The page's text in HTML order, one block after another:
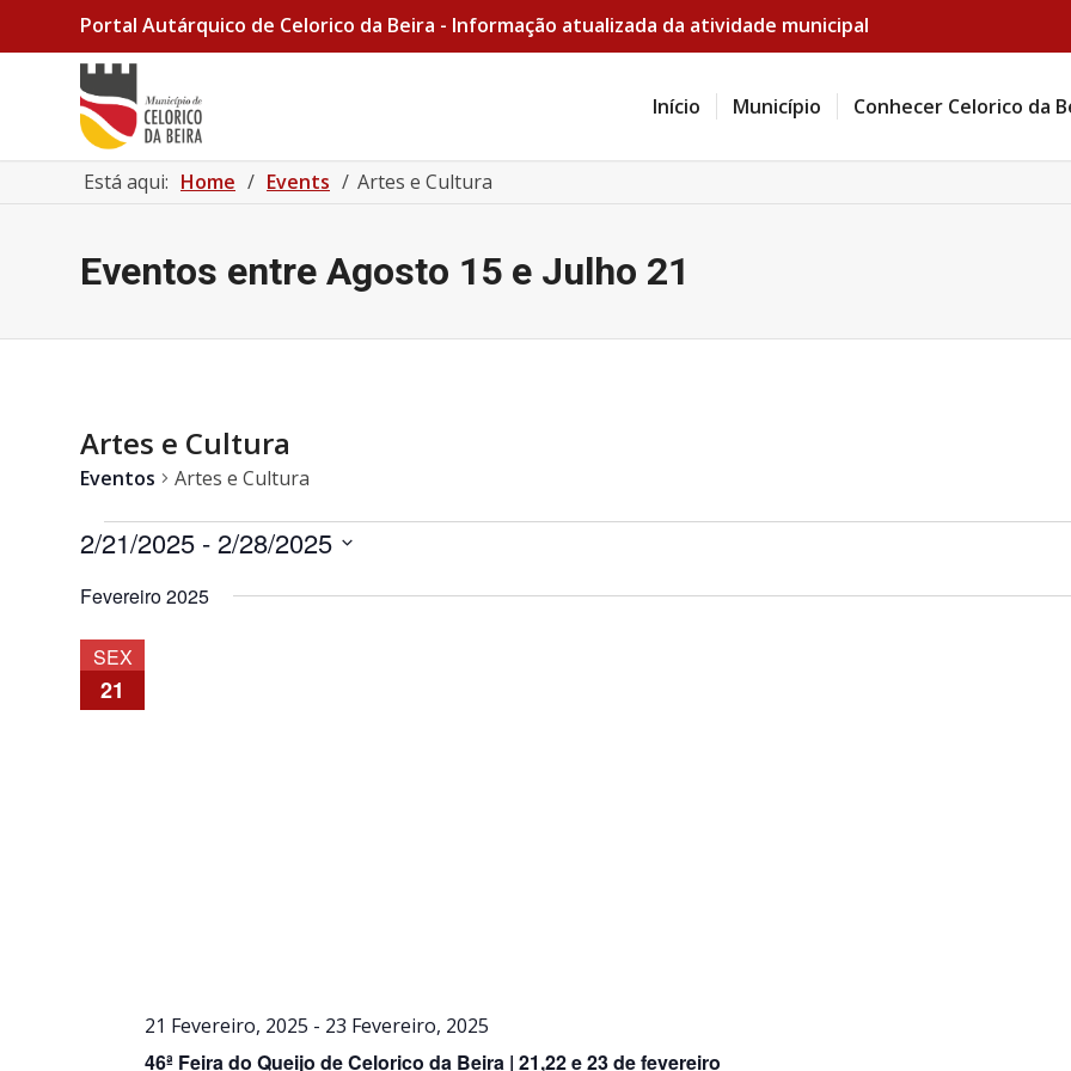
Portal Autárquico de Celorico da Beira - Informação atualizada da atividade municipal
Início Município Conhecer Celorico da
Está aqui: Home / Events / Artes e Cultura
Eventos entre Agosto 15 e Julho 21
Artes e Cultura
Eventos Artes e Cultura
Eventos
2/21/2025 - 2/28/2025
a
data.
Fevereiro 2025
SEX
21
46ª Feira do Queijo de Celorico da Beira | 21,22 e 23 de fevereiro
21 Fevereiro, 2025 - 23 Fevereiro, 2025